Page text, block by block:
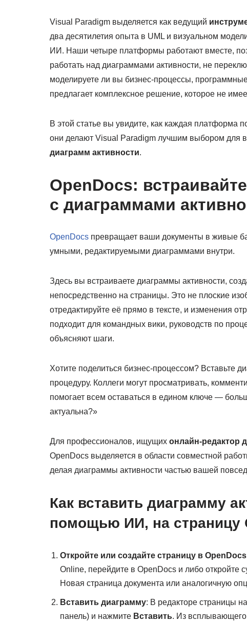
Visual Paradigm выделяется как ведущий
два десятилетия опыта в UML и визуальном
ИИ. Наши четыре платформы работают вместе,
работать над диаграммами активности, не
моделируете ли вы бизнес-процессы,
предлагает комплексное решение, которое не
В этой статье вы увидите, как каждая платформа
они делают Visual Paradigm лучшим выбором для
диаграмм активности.
OpenDocs:
с диаграммами
OpenDocs превращает ваши документы в живые
умными, редактируемыми диаграммами внутри.
Здесь вы встраиваете диаграммы активности,
непосредственно на страницы. Это не плоские
отредактируйте её прямо в тексте, и изменения
подходит для командных вики, руководств по
объясняют шаги.
Хотите поделиться бизнес-процессом? Вставьте
процедуру. Коллеги могут просматривать,
помогает всем оставаться в едином ключе —
актуальна?»
Для профессионалов, ищущих онлайн-редактор
OpenDocs выделяется в области совместной
делая диаграммы активности частью вашей
Как вставить диаграмму
помощью ИИ, на страницу
Откройте или создайте страницу в OpenDocs
Online, перейдите в OpenDocs и либо откройте
Новая страница документа или аналогичную
Вставить диаграмму: В редакторе страницы
панель) и нажмите Вставить. Из